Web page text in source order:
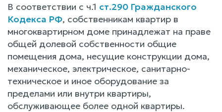
В соответствии с ч.1 ст.290 Гражданского
Кодекса РФ, собственникам квартир в
многоквартирном доме принадлежат на праве
общей долевой собственности общие
помещения дома, несущие конструкции дома,
механическое, электрическое, санитарно-
техническое и иное оборудование за
пределами или внутри квартиры,
обслуживающее более одной квартиры.